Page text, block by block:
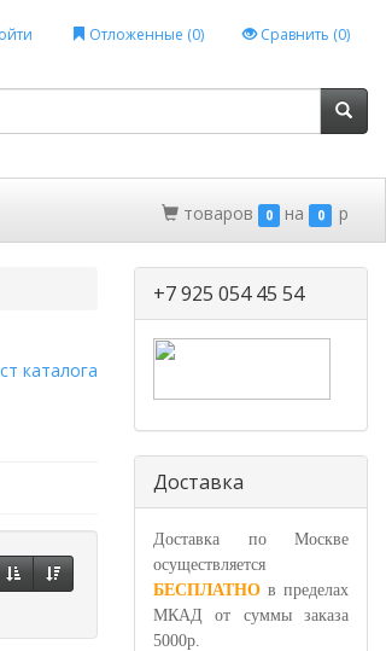
Отложенные (0) Сравнить (0)
товаров 0 на 0 p
каталога
+7 925 054 45 54
Доставка
Доставка по Москве
осуществляется
БЕСПЛАТНО в пределах
МКАД от суммы заказа
5000р.